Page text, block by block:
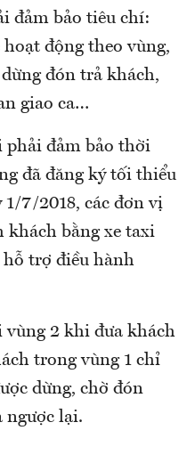
đảm bảo tiêu chí:
động theo vùng,
đón trả khách,
giao ca…
phải đảm bảo thời
đã đăng ký tối thiểu
7/2018, các đơn vị
bằng xe taxi
hỗ trợ điều hành
vùng 2 khi đưa khách
trong vùng 1 chỉ
dừng, chờ đón
ngược lại.